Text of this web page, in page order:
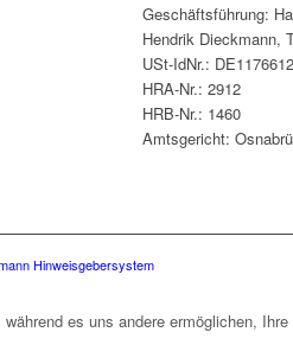
Geschäftsführung:
Hendrik Dieckmann,
USt-IdNr.:
HRA-Nr.: 2912
HRB-Nr.: 1460
Amtsgericht:
Hinweisgebersystem
es uns andere ermöglichen,